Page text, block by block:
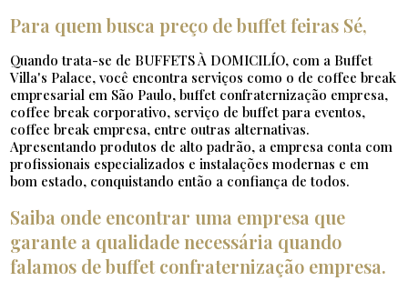
Para quem busca preço de buffet feiras Sé,
Quando trata-se de BUFFETS À DOMICILÍO, com a Buffet
Villa's Palace, você encontra serviços como o de coffee break
empresarial em São Paulo, buffet confraternização empresa,
coffee break corporativo, serviço de buffet para eventos,
coffee break empresa, entre outras alternativas.
Apresentando produtos de alto padrão, a empresa conta com
profissionais especializados e instalações modernas e em
bom estado, conquistando então a confiança de todos.
Saiba onde encontrar uma empresa que
garante a qualidade necessária quando
falamos de buffet confraternização empresa.